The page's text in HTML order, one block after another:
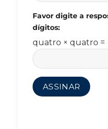
Favor digite a
dígitos:
quatro × quatro =